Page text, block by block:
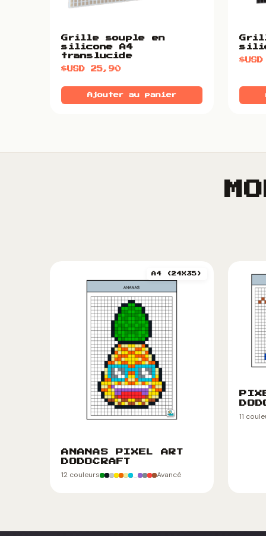
Grille souple en
silicone A4
translucide
$USD25,90
Ajouter au panier
A4 (24X35)
ANANAS PIXEL ART
DODOCRAFT
12 couleurs Avancé
11